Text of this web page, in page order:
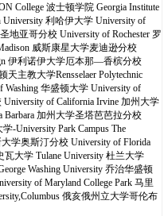
College 波士顿学院 Georgia Institute
利哈伊大学 University of
地亚哥分校 University of Rochester 罗
威斯康星大学麦迪逊分校
伊利诺伊大学厄本那—香槟分校
天主教大学Rensselaer Polytechnic
华盛顿大学 University of
of California Irvine 加州大学
Barbara 加州大学圣塔芭芭拉分校
-University Park Campus The
学奥斯汀分校 University of Florida
大学 Tulane University 杜兰大学
Washing University 乔治华盛顿
of Maryland College Park 马里
俄亥俄州立大学哥伦布